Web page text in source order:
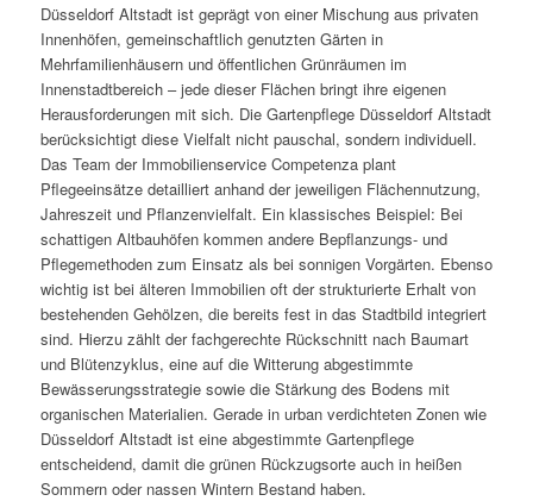
Düsseldorf Altstadt ist geprägt von einer Mischung aus privaten
Innenhöfen, gemeinschaftlich genutzten Gärten in
Mehrfamilienhäusern und öffentlichen Grünräumen im
Innenstadtbereich – jede dieser Flächen bringt ihre eigenen
Herausforderungen mit sich. Die Gartenpflege Düsseldorf Altstadt
berücksichtigt diese Vielfalt nicht pauschal, sondern individuell.
Das Team der Immobilienservice Competenza plant
Pflegeeinsätze detailliert anhand der jeweiligen Flächennutzung,
Jahreszeit und Pflanzenvielfalt. Ein klassisches Beispiel: Bei
schattigen Altbauhöfen kommen andere Bepflanzungs- und
Pflegemethoden zum Einsatz als bei sonnigen Vorgärten. Ebenso
wichtig ist bei älteren Immobilien oft der strukturierte Erhalt von
bestehenden Gehölzen, die bereits fest in das Stadtbild integriert
sind. Hierzu zählt der fachgerechte Rückschnitt nach Baumart
und Blütenzyklus, eine auf die Witterung abgestimmte
Bewässerungsstrategie sowie die Stärkung des Bodens mit
organischen Materialien. Gerade in urban verdichteten Zonen wie
Düsseldorf Altstadt ist eine abgestimmte Gartenpflege
entscheidend, damit die grünen Rückzugsorte auch in heißen
Sommern oder nassen Wintern Bestand haben.